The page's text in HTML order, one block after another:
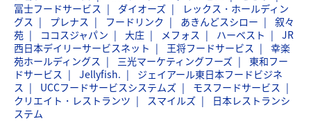
冨士フードサービス
ダイオーズ
レックス・ホールディン
グス
プレナス フードリンク あきんどスシロー
叙々
苑
ココスジャパン 大庄 メフォス ハーベスト
JR
西日本デイリーサービスネット
王将フードサービス
幸楽
苑ホールディングス
三光マーケティングフーズ
東和フー
ドサービス
Jellyfish.
ジェイアール東日本フードビジネ
ス
UCCフードサービスシステムズ
モスフードサービス
クリエイト・レストランツ
スマイルズ
日本レストランシ
ステム